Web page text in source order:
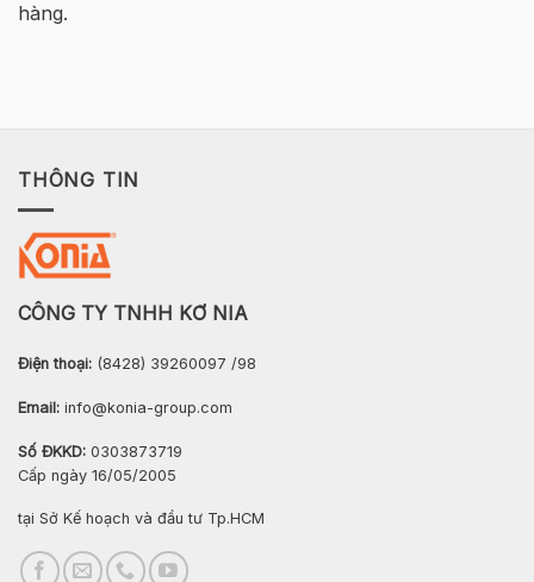
hàng.
THÔNG TIN
CÔNG TY TNHH KƠ NIA
Điện thoại: (8428) 39260097 /98
Email: info@konia-group.com
Số ĐKKD: 0303873719
Cấp ngày 16/05/2005
tại Sở Kế hoạch và đầu tư Tp.HCM